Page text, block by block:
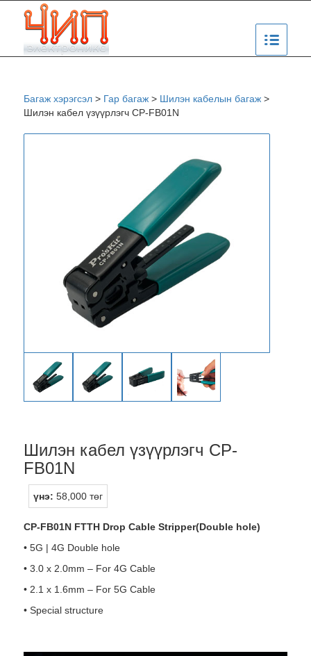
Багаж хэрэгсэл> Гар багаж> Шилэн кабелын багаж>
Шилэн кабел үзүүрлэгч CP-FB01N
Шилэн кабел үзүүрлэгч CP-
FB01N
үнэ: 58,000 төг
CP-FB01N FTTH Drop Cable Stripper(Double hole)
• 5G | 4G Double hole
• 3.0 x 2.0mm – For 4G Cable
• 2.1 x 1.6mm – For 5G Cable
• Special structure